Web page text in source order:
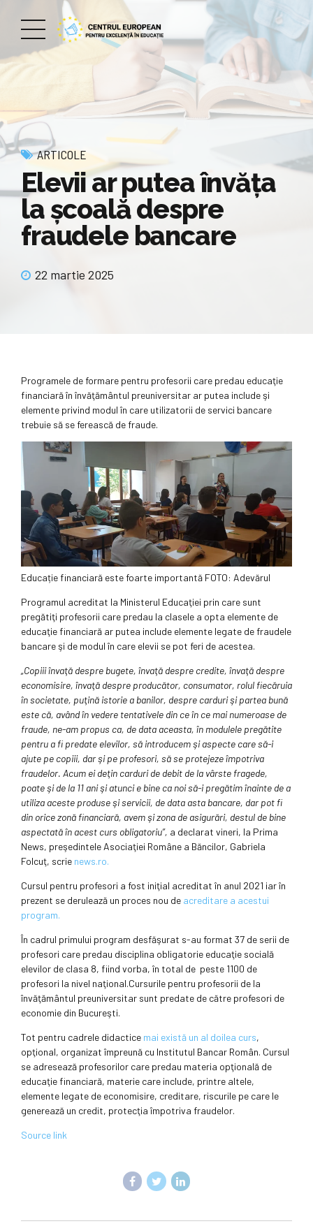
ARTICOLE
Elevii ar putea învăţa
la şcoală despre
fraudele bancare
22 martie 2025
Programele de formare pentru profesorii care predau educaţie
financiară în învăţământul preuniversitar ar putea include şi
elemente privind modul în care utilizatorii de servici bancare
trebuie să se ferească de fraude.
Educație financiară este foarte importantă FOTO: Adevărul
Programul acreditat la Ministerul Educaţiei prin care sunt
pregătiţi profesorii care predau la clasele a opta elemente de
educaţie financiară ar putea include elemente legate de fraudele
bancare şi de modul în care elevii se pot feri de acestea.
„Copiii învaţă despre bugete, învaţă despre credite, învaţă despre
economisire, învaţă despre producător, consumator, rolul fiecăruia
în societate, puţină istorie a banilor, despre carduri şi partea bună
este că, având în vedere tentativele din ce în ce mai numeroase de
fraude, ne-am propus ca, de data aceasta, în modulele pregătite
pentru a fi predate elevilor, să introducem şi aspecte care să-i
ajute pe copiii, dar şi pe profesori, să se protejeze împotriva
fraudelor. Acum ei deţin carduri de debit de la vârste fragede,
poate şi de la 11 ani şi atunci e bine ca noi să-i pregătim înainte de a
utiliza aceste produse şi servicii, de data asta bancare, dar pot fi
din orice zonă financiară, avem şi zona de asigurări, destul de bine
aspectată în acest curs obligatoriu”, a declarat vineri, la Prima
News, preşedintele Asociaţiei Române a Băncilor, Gabriela
Folcuţ, scrie news.ro.
Cursul pentru profesori a fost iniţial acreditat în anul 2021 iar în
prezent se derulează un proces nou de acreditare a acestui
program.
În cadrul primului program desfăşurat s-au format 37 de serii de
profesori care predau disciplina obligatorie educaţie socială
elevilor de clasa 8, fiind vorba, în total de peste 1100 de
profesori la nivel naţional.Cursurile pentru profesorii de la
învăţământul preuniversitar sunt predate de către profesori de
economie din Bucureşti.
Tot pentru cadrele didactice mai există un al doilea curs,
opţional, organizat împreună cu Institutul Bancar Român. Cursul
se adresează profesorilor care predau materia opţională de
educaţie financiară, materie care include, printre altele,
elemente legate de economisire, creditare, riscurile pe care le
generează un credit, protecţia împotriva fraudelor.
Source link